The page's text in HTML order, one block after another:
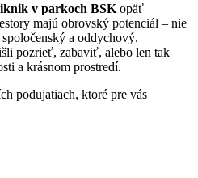
v parkoch BSK opäť
majú obrovský potenciál – nie
a oddychový.
pozrieť, zabaviť, alebo len tak
a krásnom prostredí.
podujatiach, ktoré pre vás